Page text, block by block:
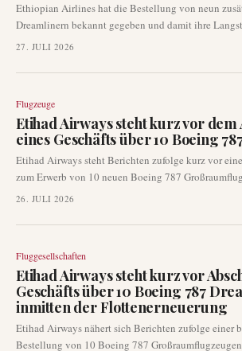
Ethiopian Airlines hat die Bestellung von neun
Dreamlinern bekannt gegeben und damit ihre
weiter ausgebaut. Diese jüngste Akquisition
Bestellung von 11 787ern und 20 737 MAX
27. JULI 2026
Flugzeuge
Etihad Airways steht kurz vor dem
eines Geschäfts über 10 Boeing
Etihad Airways steht Berichten zufolge kurz vor
zum Erwerb von 10 neuen Boeing 787
potenzielle Bestellung steht im Einklang mit den
Langstreckenkapazität zu stärken. Eine offizielle
26. JULI 2026
Fluggesellschaften
Etihad Airways steht kurz vor
Geschäfts über 10 Boeing 787
inmitten der Flottenerneuerung
Etihad Airways nähert sich Berichten zufolge einer
Bestellung von 10 Boeing 787